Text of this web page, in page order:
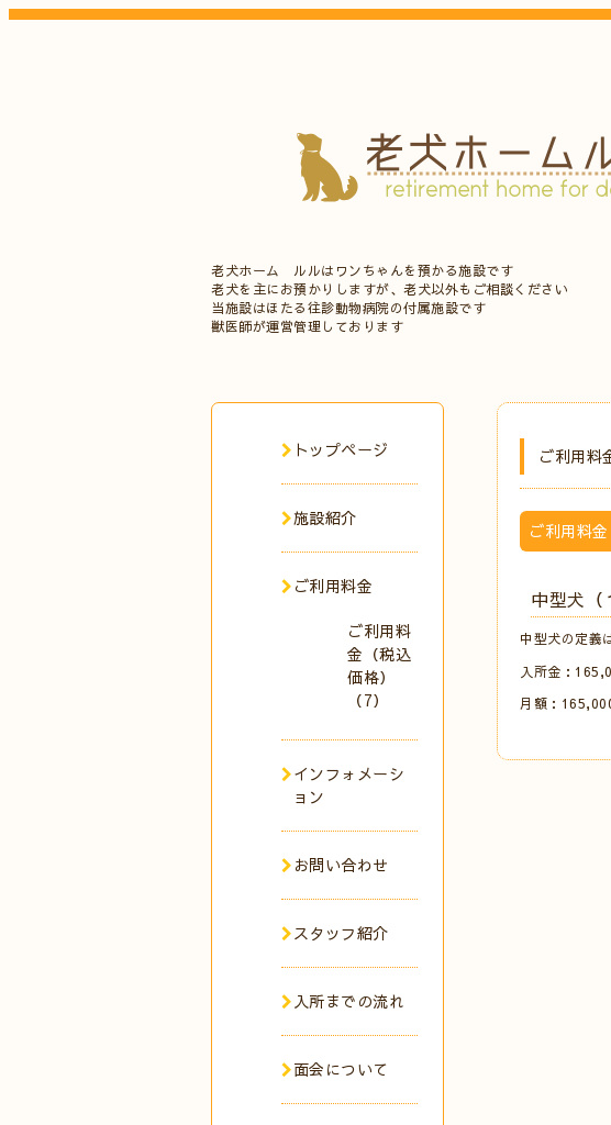
老犬ホーム ルルはワンちゃんを預かる施設です
老犬を主にお預かりしますが、老犬以外もご相談ください
当施設はほたる往診動物病院の付属施設です
獣医師が運営管理しております
ご利用料
ご利用料金
中型犬（
中型犬の定義
入所金：
月額：
トップページ
施設紹介
ご利用料金
ご利用料
金（税込
価格）
（7）
インフォメーシ
ョン
お問い合わせ
スタッフ紹介
入所までの流れ
面会について